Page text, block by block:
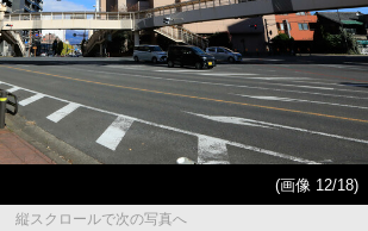
(画像 12/18)
縦スクロールで次の写真へ